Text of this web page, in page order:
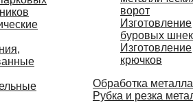
ворот
Изготовление
буровых
Изготовление
крючков
Обработка металла
Рубка и резка